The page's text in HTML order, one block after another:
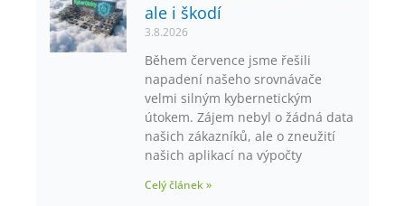
ale i škodí
3.8.2026
Během července jsme řešili
napadení našeho srovnávače
velmi silným kybernetickým
útokem. Zájem nebyl o žádná data
našich zákazníků, ale o zneužití
našich aplikací na výpočty
Celý článek »